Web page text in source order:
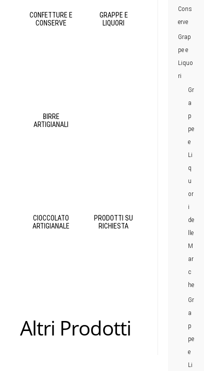
CONFETTURE E
CONSERVE
GRAPPE E
LIQUORI
BIRRE
ARTIGIANALI
CIOCCOLATO
ARTIGIANALE
PRODOTTI SU
RICHIESTA
Altri Prodotti
Cons
erve
Grap
pe e
Liquo
ri
Gr
a
p
pe
e
Li
q
u
or
i
de
lle
M
ar
c
he
Gr
a
p
pe
e
Li